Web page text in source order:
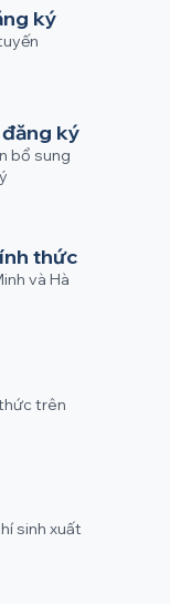
ký
ký
bổ sung
thức
và Hà
trên
sinh xuất